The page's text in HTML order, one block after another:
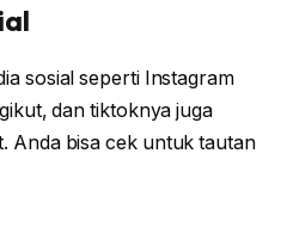
sosial seperti Instagram
dan tiktoknya juga
Anda bisa cek untuk tautan